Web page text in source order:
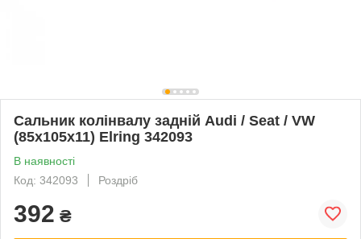
Сальник колінвалу задній Audi / Seat / VW
(85x105x11) Elring 342093
В наявності
Код: 342093
Роздріб
392 ₴